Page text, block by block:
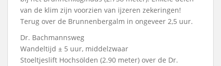
van de klim zijn voorzien van ijzeren zekeringen!
Terug over de Brunnenbergalm in ongeveer 2,5 uur.
Dr. Bachmannsweg
Wandeltijd ± 5 uur, middelzwaar
Stoeltjeslift Hochsölden (2.90 meter) over de Dr.